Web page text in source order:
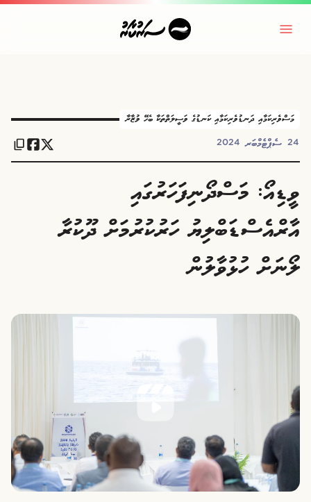
މަސްވެރިކަމާއި ދަނޑުވެރިކަމާއި ކަނޑުގެ ވަސީލަތްތަކާ ބެހޭ ވުޒާރާ
24 ސެޕްޓެމްބަރ 2024
ވީޑިއޯ: މަސްދޯނިފަހަރުގައި
އާރްއެސްޑަބްލިޔު ހަރުކުރުމަށް ދޫކުރާ
ލޯނަށް ހުޅުވާލުން